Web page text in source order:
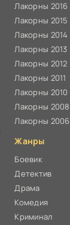
Лакорны 2016
Лакорны 2015
Лакорны 2014
Лакорны 2013
Лакорны 2012
Лакорны 2011
Лакорны 2010
Лакорны 2008
Лакорны 2006
Жанры
Боевик
Детектив
Драма
Комедия
Криминал